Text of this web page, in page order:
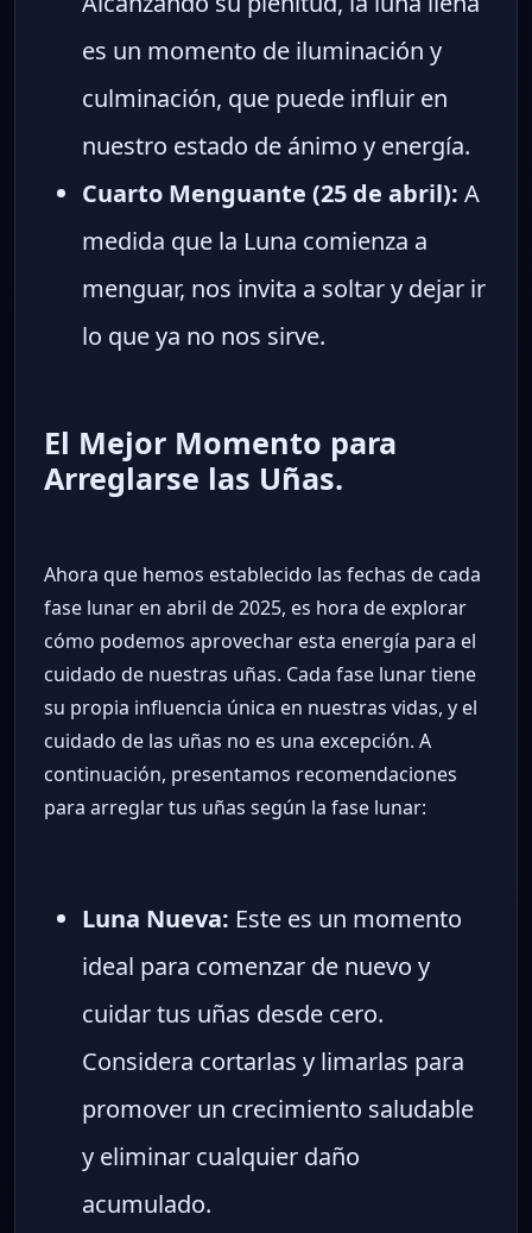
es un momento de iluminación y
culminación, que puede influir en
nuestro estado de ánimo y energía.
Cuarto Menguante (25 de abril): A
medida que la Luna comienza a
menguar, nos invita a soltar y dejar ir
lo que ya no nos sirve.
El Mejor Momento para
Arreglarse las Uñas.
Ahora que hemos establecido las fechas de cada
fase lunar en abril de 2025, es hora de explorar
cómo podemos aprovechar esta energía para el
cuidado de nuestras uñas. Cada fase lunar tiene
su propia influencia única en nuestras vidas, y el
cuidado de las uñas no es una excepción. A
continuación, presentamos recomendaciones
para arreglar tus uñas según la fase lunar:
Luna Nueva: Este es un momento
ideal para comenzar de nuevo y
cuidar tus uñas desde cero.
Considera cortarlas y limarlas para
promover un crecimiento saludable
y eliminar cualquier daño
acumulado.